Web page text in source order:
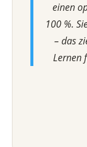
einen
100 %.
– das
Lernen